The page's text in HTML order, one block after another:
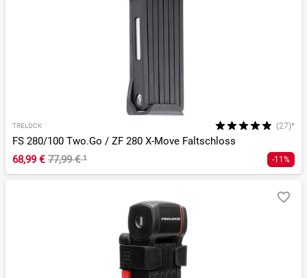
TRELOCK (27)*
FS 280/100 Two.Go / ZF 280 X-Move Faltschloss
68,99 € 77,99 €¹ -11%